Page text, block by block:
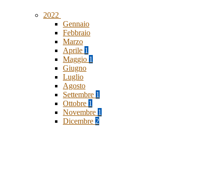
2022
Gennaio
Febbraio
Marzo
Aprile 1
Maggio 1
Giugno
Luglio
Agosto
Settembre 1
Ottobre 1
Novembre 1
Dicembre 2